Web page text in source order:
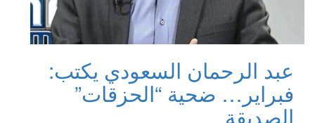
عبد الرحمان السعودي يكتب:
فبراير… ضحية “الحزقات”
الصديقة